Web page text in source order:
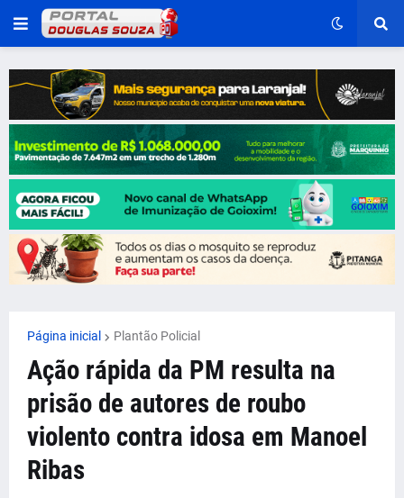
Página inicial Plantão Policial
Ação rápida da PM resulta na
prisão de autores de roubo
violento contra idosa em Manoel
Ribas